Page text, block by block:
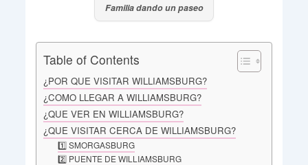
Familia dando un paseo
Table of Contents
¿POR QUE VISITAR WILLIAMSBURG?
¿COMO LLEGAR A WILLIAMSBURG?
¿QUE VER EN WILLIAMSBURG?
¿QUE VISITAR CERCA DE WILLIAMSBURG?
1️⃣ SMORGASBURG
2️⃣ PUENTE DE WILLIAMSBURG